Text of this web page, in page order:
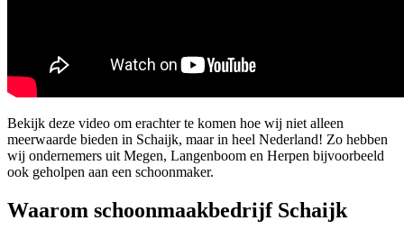
Bekijk deze video om erachter te komen hoe wij niet alleen
meerwaarde bieden in Schaijk, maar in heel Nederland! Zo hebben
wij ondernemers uit Megen, Langenboom en Herpen bijvoorbeeld
ook geholpen aan een schoonmaker.
Waarom schoonmaakbedrijf Schaijk